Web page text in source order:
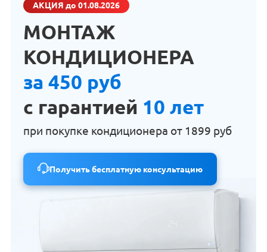
АКЦИЯ до 01.08.2026
МОНТАЖ
КОНДИЦИОНЕРА
за 450 руб
с гарантией 10 лет
при покупке кондиционера от 1899 руб
Получить бесплатную консультацию